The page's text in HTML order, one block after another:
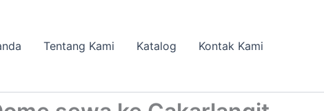
Tentang Kami Katalog Kontak Kami